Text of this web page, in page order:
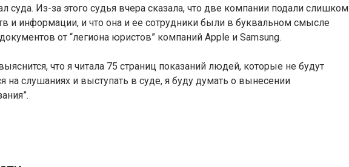
суда. Из-за этого судья вчера сказала, что две компании подали слишком
и информации, и что она и ее сотрудники были в буквальном смысле
от “легиона юристов” компаний Apple и Samsung.
что я читала 75 страниц показаний людей, которые не будут
на слушаниях и выступать в суде, я буду думать о вынесении